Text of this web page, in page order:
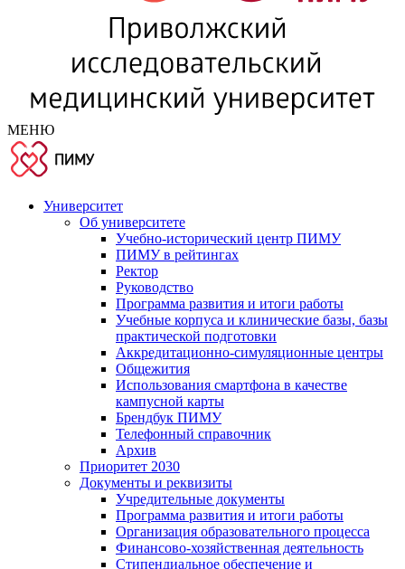
МЕНЮ
Университет
Об университете
Учебно-исторический центр ПИМУ
ПИМУ в рейтингах
Ректор
Руководство
Программа развития и итоги работы
Учебные корпуса и клинические базы, базы
практической подготовки
Аккредитационно-симуляционные центры
Общежития
Использования смартфона в качестве
кампусной карты
Брендбук ПИМУ
Телефонный справочник
Архив
Приоритет 2030
Документы и реквизиты
Учредительные документы
Программа развития и итоги работы
Организация образовательного процесса
Финансово-хозяйственная деятельность
Стипендиальное обеспечение и